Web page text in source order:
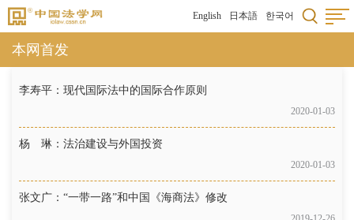
English 日本語 한국어
本网首发
李寿平：现代国际法中的国际合作原则
2020-01-03
杨 琳：法治建设与外国投资
2020-01-03
张文广：“一带一路”和中国《海商法》修改